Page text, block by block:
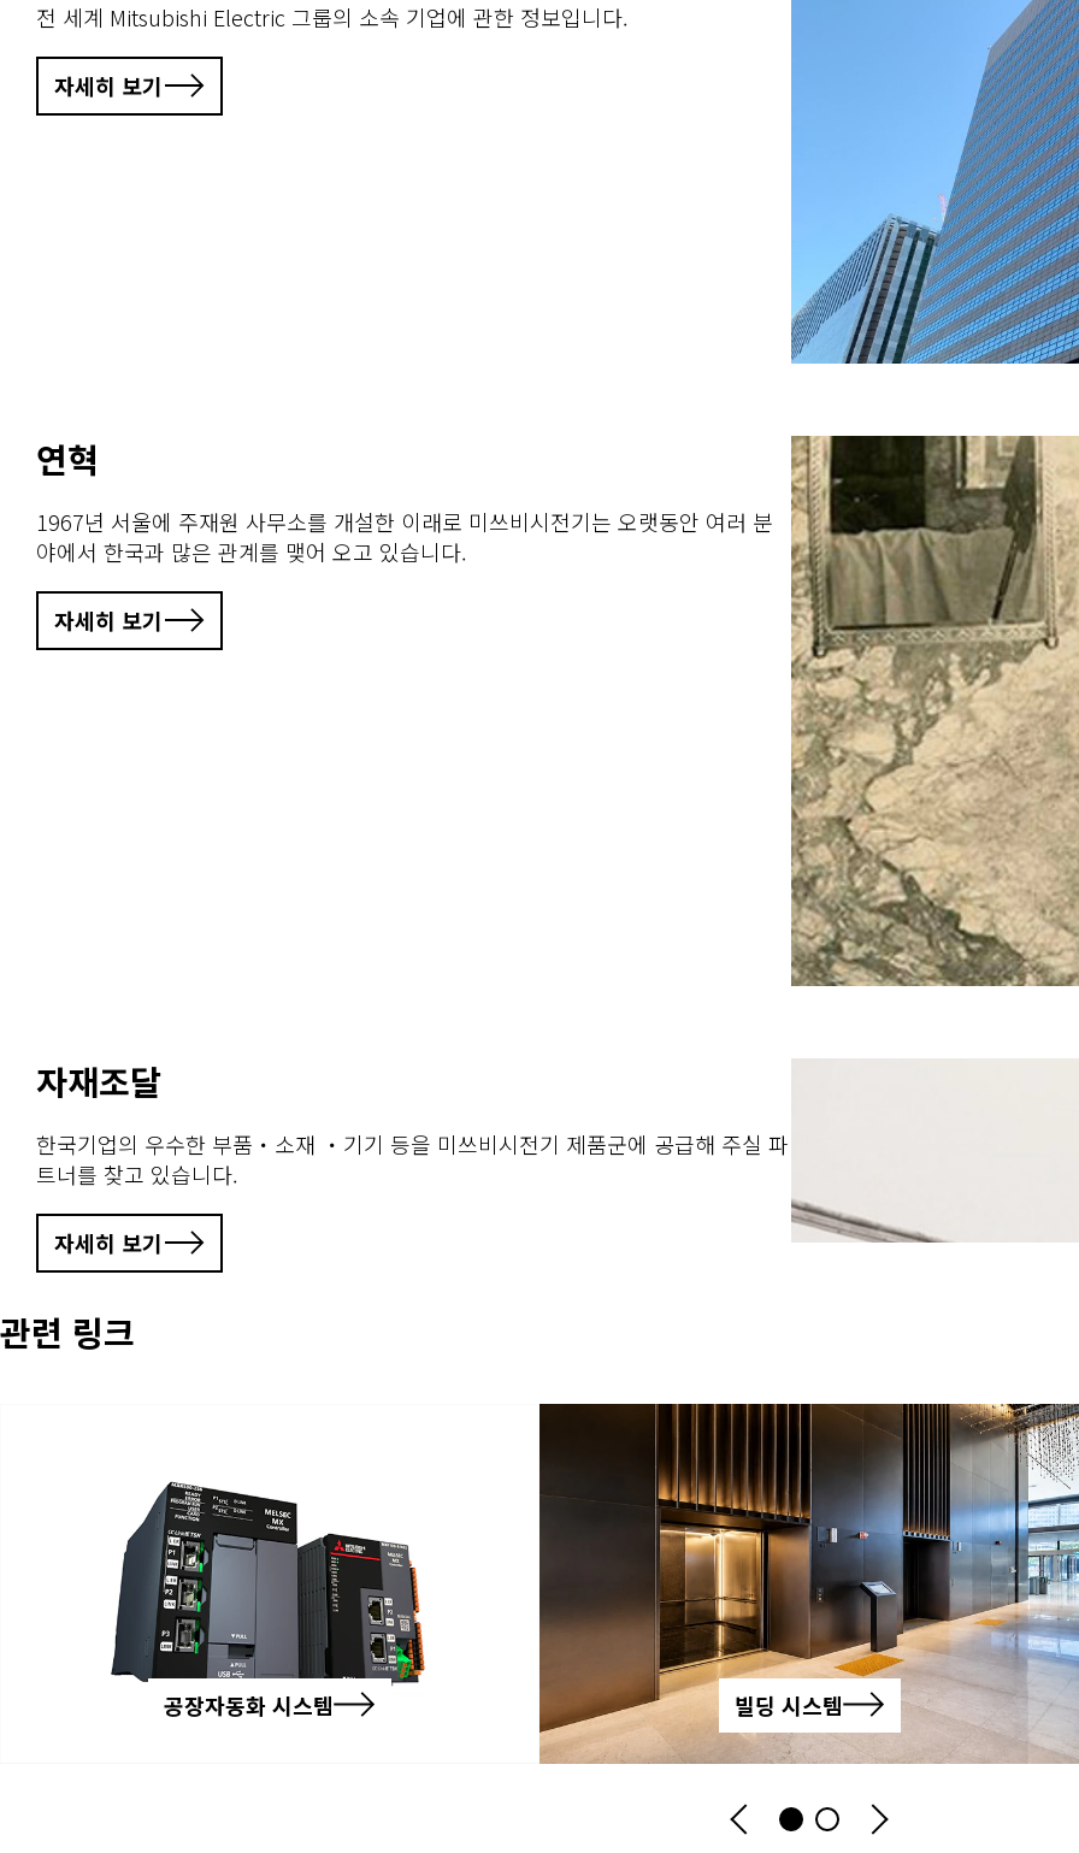
전 세계 Mitsubishi Electric 그룹의 소속 기업에 관한 정보입니다.
자세히 보기
연혁
1967년 서울에 주재원 사무소를 개설한 이래로 미쓰비시전기는 오랫동안 여러 분
야에서 한국과 많은 관계를 맺어 오고 있습니다.
자세히 보기
자재조달
한국기업의 우수한 부품・소재 ・기기 등을 미쓰비시전기 제품군에 공급해 주실 파
트너를 찾고 있습니다.
자세히 보기
관련 링크
공장자동화 시스템 빌딩 시스템